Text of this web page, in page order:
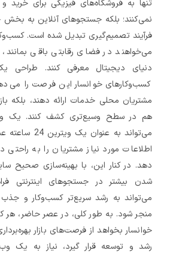
تنها به فروشگاه‌های فیزیکی برای خرید
نمی‌کنند؛ بلکه جستجوهای آنلاین به بخش
فرآیند تصمیم‌گیری تبدیل شده است.
می‌خواهند در فضای رقابتی باقی
دنیای دیجیتال معرفی کنند. طراحی
کسب‌وکارهای خوانسار این فرصت را
مشتریان محلی خدمات ارائه دهند، بلکه
هم در سطح وسیع‌تری کشف کنند. یک
می‌تواند به
اطلاعات مورد نیاز مشتریان را به راحتی
دهد. در کنار این، با بهینه‌سازی صحیح
شدن بیشتر در جستجوهای اینترنتی
می‌تواند به رشد سریع‌تر کسب‌وکار و
منجر شود. به طور کلی، در عصر حاضر، هر
خوانسار بخواهد از فرصت‌های بازار
رشد و توسعه قرار گیرد، نیاز به یک